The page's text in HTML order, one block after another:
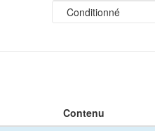
Conditionné
Contenu